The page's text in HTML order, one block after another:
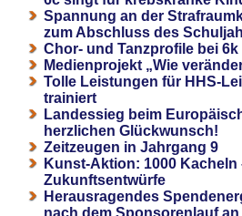
Spannung an der
zum Abschluss des
Chor- und Tanzprofile bei 6k
Medienprojekt „Wie
Tolle Leistungen für HHS-
trainiert
Landessieg beim
herzlichen Glückwunsch!
Zeitzeugen in Jahrgang 9
Kunst-Aktion: 1000 Kacheln
Zukunftsentwürfe
Herausragendes
nach dem Sponsorenlauf an